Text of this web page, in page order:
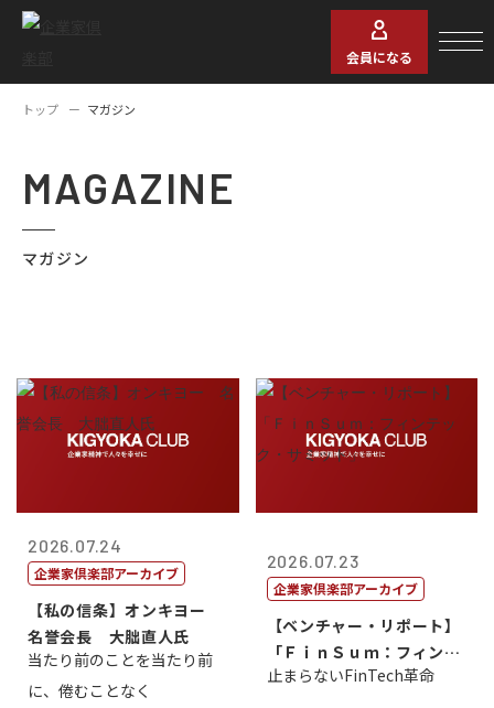
会員になる
トップ マガジン
MAGAZINE
マガジン
2026.07.24
企業家倶楽部アーカイブ
【私の信条】オンキヨー
名誉会長 大朏直人氏
当たり前のことを当たり前
に、倦むことなく
2026.07.23
企業家倶楽部アーカイブ
【ベンチャー・リポート】
「ＦｉｎＳｕｍ：フィンテ
ック・サミッ...
止まらないFinTech革命